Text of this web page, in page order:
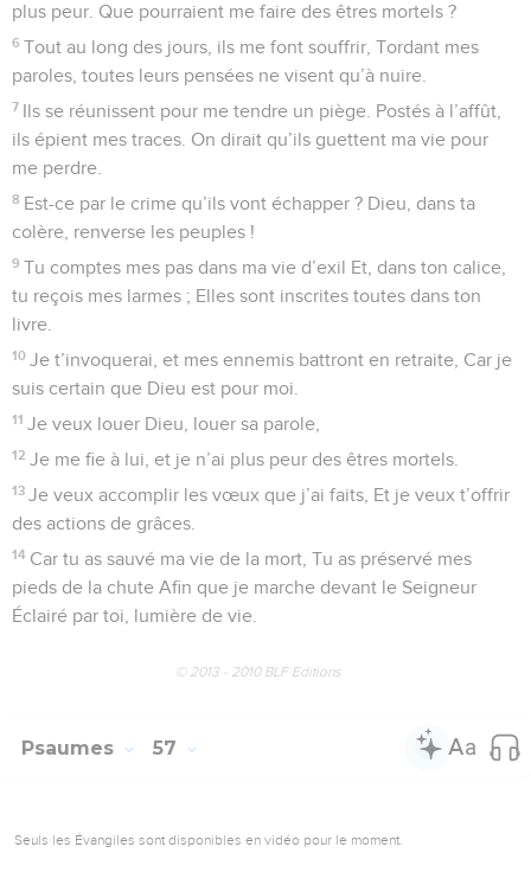
plus peur. Que pourraient me faire des êtres mortels ?
6 Tout au long des jours, ils me font souffrir, Tordant mes
paroles, toutes leurs pensées ne visent qu’à nuire.
7 Ils se réunissent pour me tendre un piège. Postés à l’affût,
ils épient mes traces. On dirait qu’ils guettent ma vie pour
me perdre.
8 Est-ce par le crime qu’ils vont échapper ? Dieu, dans ta
colère, renverse les peuples !
9 Tu comptes mes pas dans ma vie d’exil Et, dans ton calice,
tu reçois mes larmes ; Elles sont inscrites toutes dans ton
livre.
10 Je t’invoquerai, et mes ennemis battront en retraite, Car je
suis certain que Dieu est pour moi.
11 Je veux louer Dieu, louer sa parole,
12 Je me fie à lui, et je n’ai plus peur des êtres mortels.
13 Je veux accomplir les vœux que j’ai faits, Et je veux t’offrir
des actions de grâces.
14 Car tu as sauvé ma vie de la mort, Tu as préservé mes
pieds de la chute Afin que je marche devant le Seigneur
Éclairé par toi, lumière de vie.
© 2013 - 2010 BLF Editions
Psaumes 57
Seuls les Évangiles sont disponibles en vidéo pour le moment.